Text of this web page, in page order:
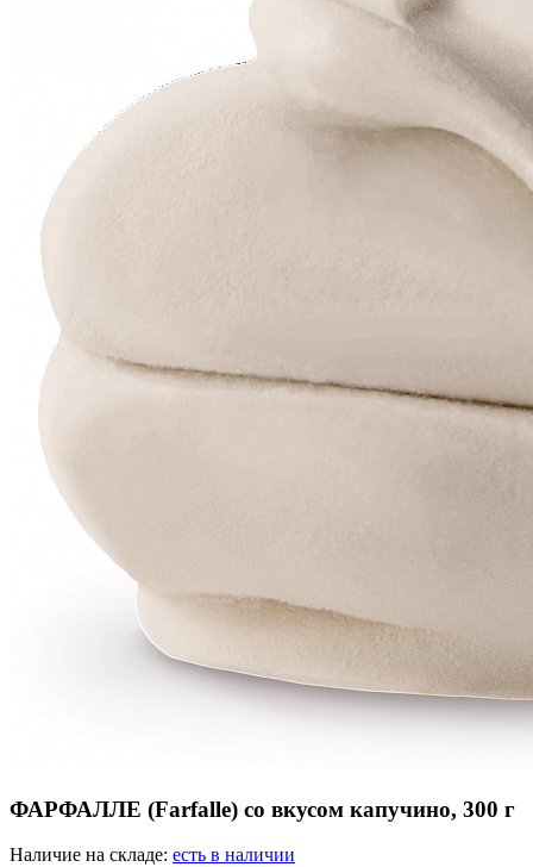
ФАРФАЛЛЕ (Farfalle) со вкусом капучино, 300 г
Наличие на складе: есть в наличии